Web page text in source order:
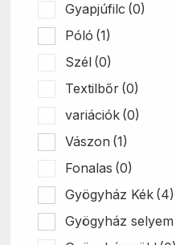
Gyapjúfilc (0)
Póló (1)
Szél (0)
Textilbőr (0)
variációk (0)
Vászon (1)
Fonalas (0)
Gyögyház Kék (4)
Gyögyház selyem